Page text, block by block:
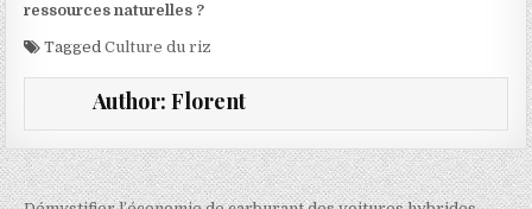
ressources naturelles ?
TaggedCulture du riz
Author: Florent